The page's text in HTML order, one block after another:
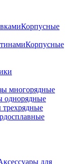
Корпусные
Корпусные
многорядные
однорядные
трехрядные
для